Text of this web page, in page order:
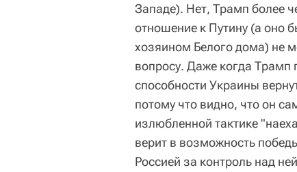
Западе). Нет, Трамп более
отношение к Путину (а оно
хозяином Белого дома) не
вопросу. Даже когда Трамп
способности Украины
потому что видно, что он
излюбленной тактике
верит в возможность
Россией за контроль над